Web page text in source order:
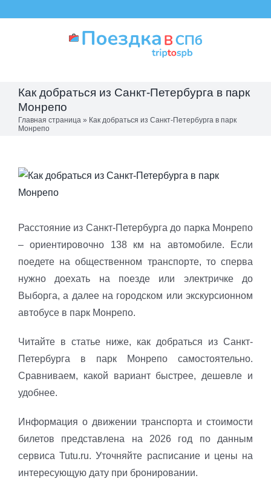
Как добраться из Санкт-Петербурга в парк
Монрепо
Главная страница » Как добраться из Санкт-Петербурга в парк
Монрепо
View
Larger
Расстояние из Санкт-Петербурга до парка Монрепо
– ориентировочно 138 км на автомобиле. Если
поедете на общественном транспорте, то сперва
нужно доехать на поезде или электричке до
Выборга, а далее на городском или экскурсионном
автобусе в парк Монрепо.
Читайте в статье ниже, как добраться из Санкт-
Петербурга в парк Монрепо самостоятельно.
Сравниваем, какой вариант быстрее, дешевле и
удобнее.
Информация о движении транспорта и стоимости
билетов представлена на 2026 год по данным
сервиса Tutu.ru. Уточняйте расписание и цены на
интересующую дату при бронировании.